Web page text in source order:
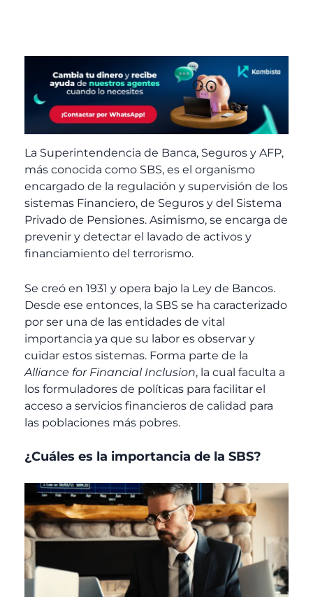
La Superintendencia de Banca, Seguros y AFP,
más conocida como SBS, es el organismo
encargado de la regulación y supervisión de los
sistemas Financiero, de Seguros y del Sistema
Privado de Pensiones. Asimismo, se encarga de
prevenir y detectar el lavado de activos y
financiamiento del terrorismo.
Se creó en 1931 y opera bajo la Ley de Bancos.
Desde ese entonces, la SBS se ha caracterizado
por ser una de las entidades de vital
importancia ya que su labor es observar y
cuidar estos sistemas. Forma parte de la
Alliance for Financial Inclusion, la cual faculta a
los formuladores de políticas para facilitar el
acceso a servicios financieros de calidad para
las poblaciones más pobres.
¿Cuáles es la importancia de la SBS?